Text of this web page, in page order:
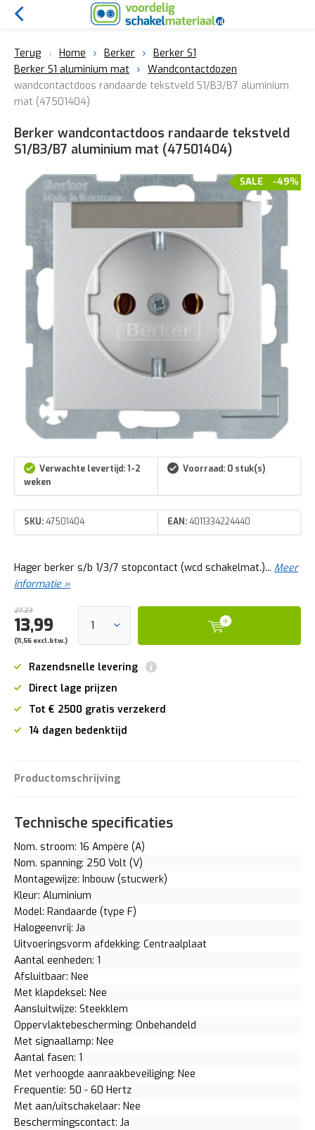
Terug Home Berker
Berker S1
Berker S1 aluminium mat
Wandcontactdozen
wandcontactdoos randaarde tekstveld S1/B3/B7 aluminium
mat (47501404)
Berker wandcontactdoos randaarde tekstveld
S1/B3/B7 aluminium mat (47501404)
-49%
SALE
Verwachte levertijd: 1-2
weken
Voorraad: 0 stuk(s)
SKU:47501404 EAN:4011334224440
Hager berker s/b 1/3/7 stopcontact (wcd schakelmat.)... Meer
informatie »
27,23
13,99
(11,56 excl.btw.)
Razendsnelle levering
Direct lage prijzen
Tot € 2500 gratis verzekerd
14 dagen bedenktijd
Productomschrijving
Technische specificaties
Nom. stroom: 16 Ampère (A)
Nom. spanning: 250 Volt (V)
Montagewijze: Inbouw (stucwerk)
Kleur: Aluminium
Model: Randaarde (type F)
Halogeenvrij: Ja
Uitvoeringsvorm afdekking: Centraalplaat
Aantal eenheden: 1
Afsluitbaar: Nee
Met klapdeksel: Nee
Aansluitwijze: Steekklem
Oppervlaktebescherming: Onbehandeld
Met signaallamp: Nee
Aantal fasen: 1
Met verhoogde aanraakbeveiliging: Nee
Frequentie: 50 - 60 Hertz
Met aan/uitschakelaar: Nee
Beschermingscontact: Ja